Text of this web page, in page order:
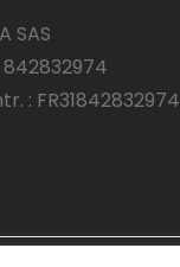
SAS
842832974
: FR31842832974